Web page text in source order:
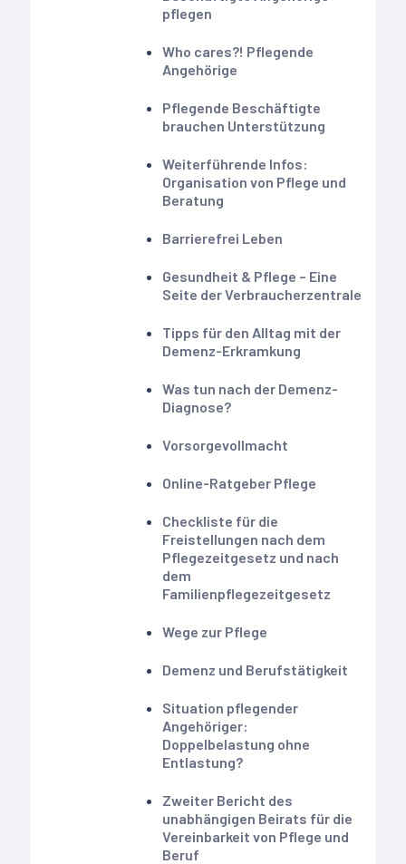
pflegen
Who cares?! Pflegende
Angehörige
Pflegende Beschäftigte
brauchen Unterstützung
Weiterführende Infos:
Organisation von Pflege und
Beratung
Barrierefrei Leben
Gesundheit & Pflege – Eine
Seite der Verbraucherzentrale
Tipps für den Alltag mit der
Demenz-Erkramkung
Was tun nach der Demenz-
Diagnose?
Vorsorgevollmacht
Online-Ratgeber Pflege
Checkliste für die
Freistellungen nach dem
Pflegezeitgesetz und nach
dem
Familienpflegezeitgesetz
Wege zur Pflege
Demenz und Berufstätigkeit
Situation pflegender
Angehöriger:
Doppelbelastung ohne
Entlastung?
Zweiter Bericht des
unabhängigen Beirats für die
Vereinbarkeit von Pflege und
Beruf